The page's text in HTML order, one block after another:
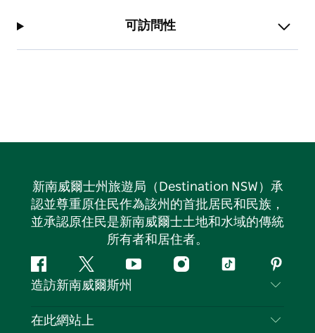
可訪問性
新南威爾士州旅遊局（Destination NSW）承
認並尊重原住民作為該州的首批居民和民族，
並承認原住民是新南威爾士土地和水域的傳統
所有者和居住者。
Facebook嘰
嘰
喳
Youtube Instagram
抖
造訪新南威爾斯州
聯絡我們
在此網站上